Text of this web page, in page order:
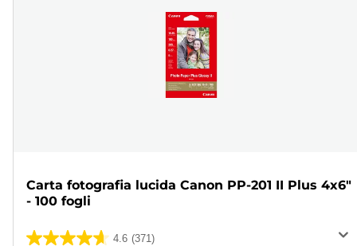
Carta fotografia lucida Canon PP-201 II Plus 4x6"
- 100 fogli
4.6 (371)